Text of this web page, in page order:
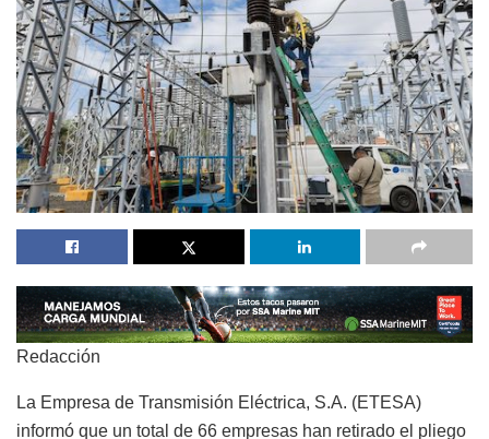
Redacción
La Empresa de Transmisión Eléctrica, S.A. (ETESA)
informó que un total de 66 empresas han retirado el pliego